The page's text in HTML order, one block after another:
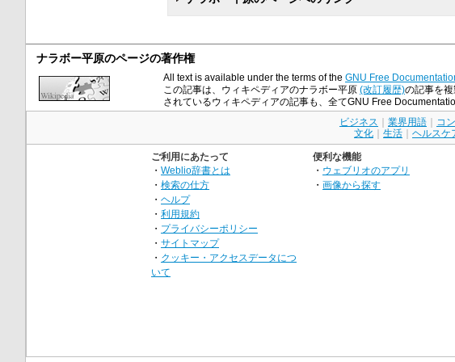
ナラボー平原のページの著作権
All text is available under the terms of the GNU Free
この記事は、ウィキペディアのナラボー平原 (改訂履歴)の記事を
されているウィキペディアの記事も、全てGNU Free
ビジネス 業界用語 コ
文化
生活 ヘルスケ
ご利用にあたって
・ Weblio辞書とは
・ 検索の仕方
・ ヘルプ
・ 利用規約
・ プライバシーポリシー
・ サイトマップ
・ クッキー・アクセスデータにつ
いて
便利な機能
・ ウェブリオのアプリ
・ 画像から探す